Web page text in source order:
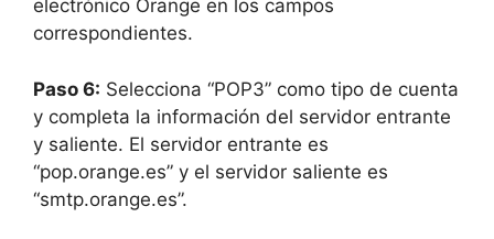
electrónico Orange en los campos
correspondientes.
Paso 6: Selecciona “POP3” como tipo de cuenta
y completa la información del servidor entrante
y saliente. El servidor entrante es
“pop.orange.es” y el servidor saliente es
“smtp.orange.es”.